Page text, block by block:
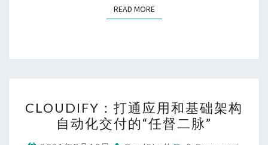
集
READ MOREREAD MORE
打
通
CLOUDIFY：打通应用和基础架构
自动化交付的“任督二脉”